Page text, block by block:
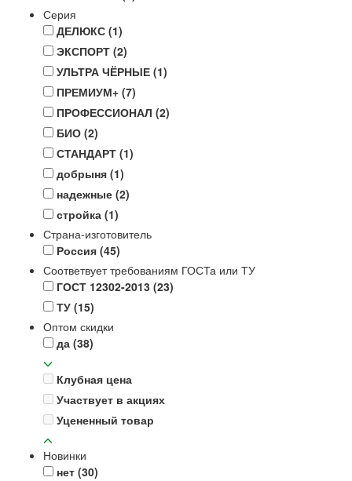
Серия
ДЕЛЮКС (1)
ЭКСПОРТ (2)
УЛЬТРА ЧЁРНЫЕ (1)
ПРЕМИУМ+ (7)
ПРОФЕССИОНАЛ (2)
БИО (2)
СТАНДАРТ (1)
добрыня (1)
надежные (2)
стройка (1)
Страна-изготовитель
Россия (45)
Соответвует требованиям ГОСТа или ТУ
ГОСТ 12302-2013 (23)
ТУ (15)
Оптом скидки
да (38)
Клубная цена
Участвует в акциях
Уцененный товар
Новинки
нет (30)